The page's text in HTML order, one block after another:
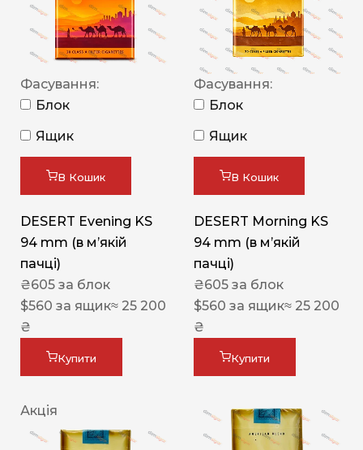
Фасування:
Блок
Ящик
В Кошик
DESERT Evening KS
94 mm (в мʼякій
пачці)
₴605 за блок
$560 за ящик≈ 25 200
₴
Купити
Фасування:
Блок
Ящик
В Кошик
DESERT Morning KS
94 mm (в мʼякій
пачці)
₴605 за блок
$560 за ящик≈ 25 200
₴
Купити
Акція